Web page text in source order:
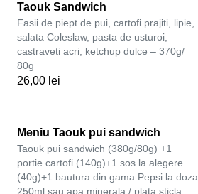
Taouk Sandwich
Fasii de piept de pui, cartofi prajiti, lipie,
salata Coleslaw, pasta de usturoi,
castraveti acri, ketchup dulce – 370g/
80g
26,00 lei
Meniu Taouk pui sandwich
Taouk pui sandwich (380g/80g) +1
portie cartofi (140g)+1 sos la alegere
(40g)+1 bautura din gama Pepsi la doza
250ml sau apa minerala / plata sticla